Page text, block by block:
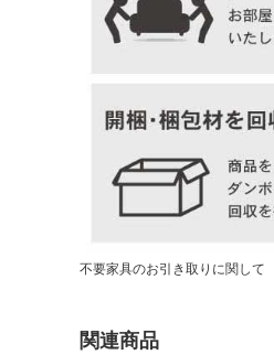
不要家具のお引き取りに関して
関連商品